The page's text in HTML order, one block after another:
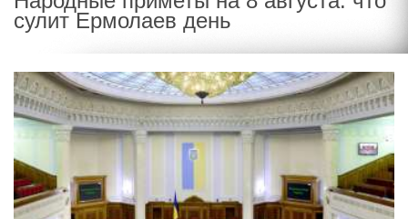
сулит Ермолаев день